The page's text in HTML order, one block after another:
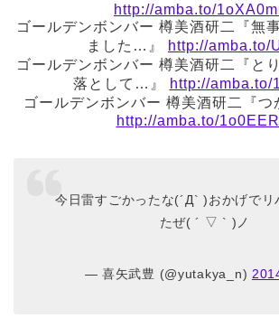
http://amba.to/
ゴールデンボンバー 樽美酒研二『無
ました…』
http://amba.to/
ゴールデンボンバー 樽美酒研二『と
落として…』
http://amba.to/
ゴールデンボンバー 樽美酒研二『つ
http://amba.to/
今日雷すごかったな(´Д` )おかげでリ
たぜ( ´ ▽ ` )ノ
— 喜矢武豊 (@yutakya_n)